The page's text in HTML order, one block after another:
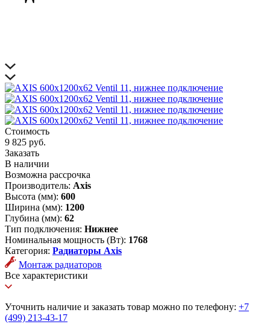
Стоимость
9 825 руб.
Заказать
В наличии
Возможна рассрочка
Производитель: Axis
Высота (мм): 600
Ширина (мм): 1200
Глубина (мм): 62
Тип подключения: Нижнее
Номинальная мощность (Вт): 1768
Категория: Радиаторы Axis
Монтаж радиаторов
Все характеристики
Уточнить наличие и заказать товар можно по телефону: +7
(499) 213-43-17